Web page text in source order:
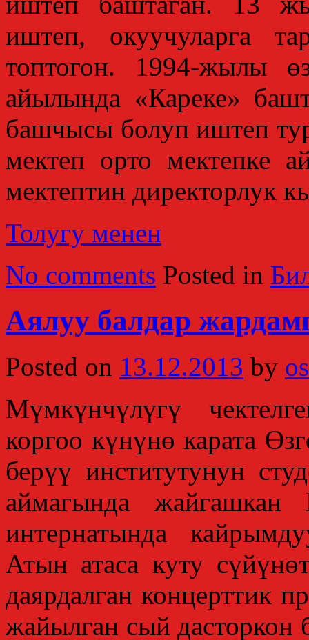
иштеп, окуучуларга
топтогон. 1994-жылы
айылында «Кареке»
башчысы болуп иштеп
мектеп орто мектепке
мектептин директорлук
Толугу менен
No comments Posted in
Аялуу балдар
Posted on 13.12.2013 by
Мүмкүнчүлүгү
коргоо күнүнө карата
берүү институтунун
аймагында жайгашкан
интернатында
Атын атаса куту
даярдалган концерттик
жайылган сый дасторкон